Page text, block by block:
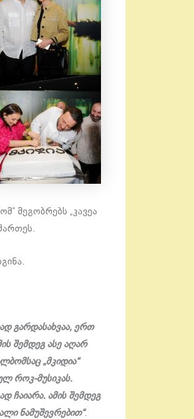
მეგობრებს „კავეა
გარდასახვაა, ერთ
შემდეგ ასე აღარ
„მკიდია“
როკ-მუსიკას.
ჩაიარა. ამის შემდეგ
ნამუშევრებით“.